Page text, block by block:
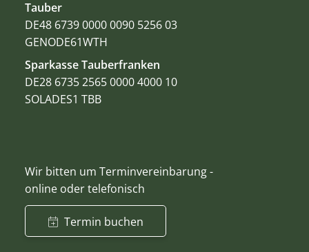
Tauber
DE48 6739 0000 0090 5256 03
GENODE61WTH
Sparkasse Tauberfranken
DE28 6735 2565 0000 4000 10
SOLADES1 TBB
Wir bitten um Terminvereinbarung -
online oder telefonisch
Termin buchen